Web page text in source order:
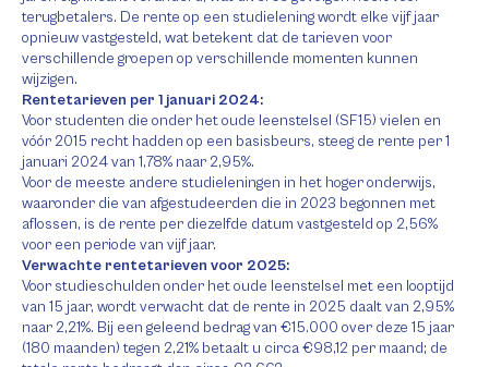
terugbetalers. De rente op een studielening wordt elke vijf jaar
opnieuw vastgesteld, wat betekent dat de tarieven voor
verschillende groepen op verschillende momenten kunnen
wijzigen.
Rentetarieven per 1 januari 2024:
Voor studenten die onder het oude leenstelsel (SF15) vielen en
vóór 2015 recht hadden op een basisbeurs, steeg de rente per 1
januari 2024 van 1,78% naar 2,95%.
Voor de meeste andere studieleningen in het hoger onderwijs,
waaronder die van afgestudeerden die in 2023 begonnen met
aflossen, is de rente per diezelfde datum vastgesteld op 2,56%
voor een periode van vijf jaar.
Verwachte rentetarieven voor 2025:
Voor studieschulden onder het oude leenstelsel met een looptijd
van 15 jaar, wordt verwacht dat de rente in 2025 daalt van 2,95%
naar 2,21%. Bij een geleend bedrag van €15.000 over deze 15 jaar
(180 maanden) tegen 2,21% betaalt u circa €98,12 per maand; de